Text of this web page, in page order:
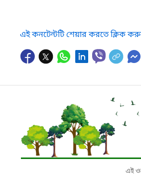
এই কনটেন্টটি শেয়ার করতে ক্লিক
এই